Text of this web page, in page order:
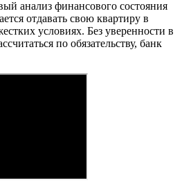
анализ финансового состояния
отдавать свою квартиру в
условиях. Без уверенности в
по обязательству, банк